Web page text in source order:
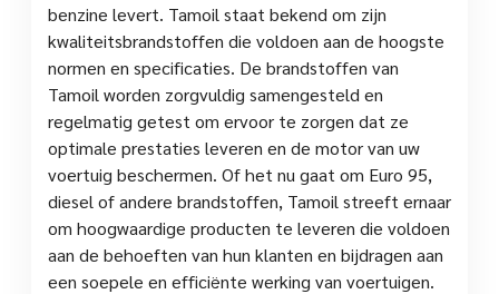
benzine levert. Tamoil staat bekend om zijn
kwaliteitsbrandstoffen die voldoen aan de hoogste
normen en specificaties. De brandstoffen van
Tamoil worden zorgvuldig samengesteld en
regelmatig getest om ervoor te zorgen dat ze
optimale prestaties leveren en de motor van uw
voertuig beschermen. Of het nu gaat om Euro 95,
diesel of andere brandstoffen, Tamoil streeft ernaar
om hoogwaardige producten te leveren die voldoen
aan de behoeften van hun klanten en bijdragen aan
een soepele en efficiënte werking van voertuigen.